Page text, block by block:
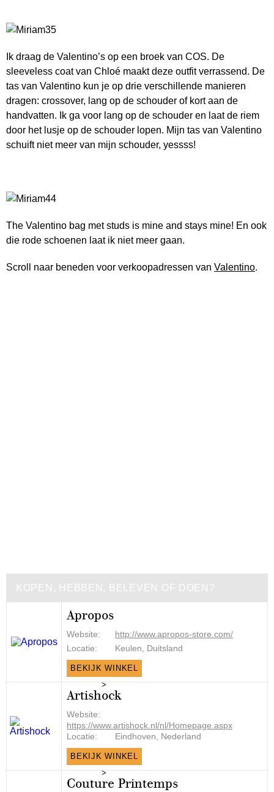
Ik draag de Valentino’s op een broek van COS. De
sleeveless coat van Chloé maakt deze outfit verrassend. De
tas van Valentino kun je op drie verschillende manieren
dragen: crossover, lang op de schouder of kort aan de
handvatten. Ik ga voor lang op de schouder en laat de riem
door het lusje op de schouder lopen. Mijn tas van Valentino
schuift niet meer van mijn schouder, yessss!
The Valentino bag met studs is mine and stays mine! En ook
die rode schoenen laat ik niet meer gaan.
Scroll naar beneden voor verkoopadressen van Valentino.
KOPEN, HEBBEN, BELEVEN OF DOEN?
Apropos
Website:
http://www.apropos-store.com/
Locatie:
Keulen, Duitsland
BEKIJK WINKEL
>
Artishock
Website:
https://www.artishock.nl/nl/Homepage.aspx
Locatie:
Eindhoven, Nederland
BEKIJK WINKEL
>
Couture Printemps